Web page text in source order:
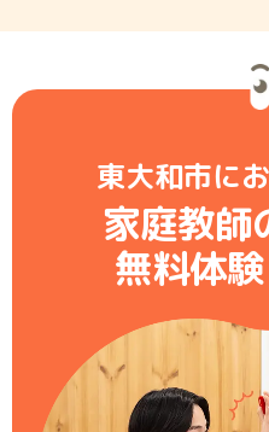
東大和市に
家庭教師
無料体